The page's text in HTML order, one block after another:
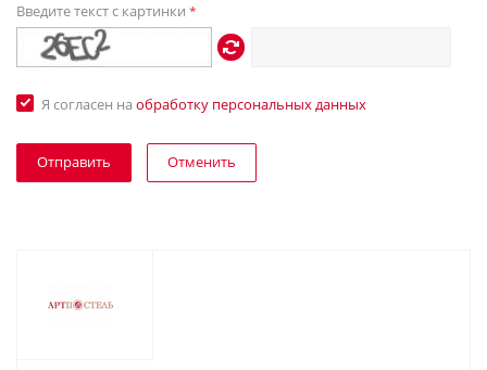
Введите текст с картинки *
Я согласен на обработку персональных данных
Отменить